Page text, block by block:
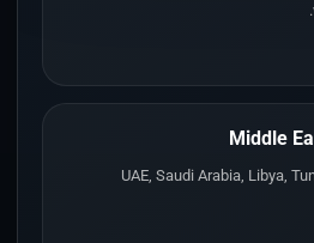
Middle
UAE, Saudi Arabia, Libya,